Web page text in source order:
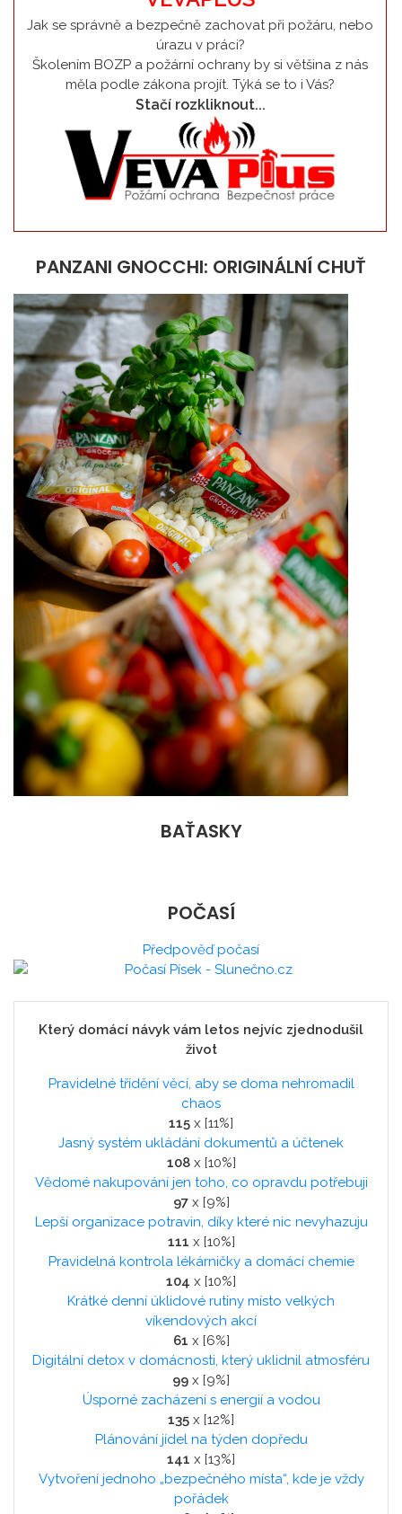
Jak se správně a bezpečně zachovat při požáru, nebo
úrazu v práci?
Školením BOZP a požární ochrany by si většina z nás
měla podle zákona projít. Týká se to i Vás?
Stačí rozkliknout...
PANZANI GNOCCHI: ORIGINÁLNÍ CHUŤ
BAŤASKY
POČASÍ
Předpověď počasí
Který domácí návyk vám letos nejvíc zjednodušil
život
Pravidelné třídění věcí, aby se doma nehromadil
chaos
115 x [11%]
Jasný systém ukládání dokumentů a účtenek
108x [10%]
Vědomé nakupování jen toho, co opravdu potřebuji
97x [9%]
Lepší organizace potravin, díky které nic nevyhazuju
111 x [10%]
Pravidelná kontrola lékárničky a domácí chemie
104 x [10%]
Krátké denní úklidové rutiny místo velkých
víkendových akcí
61 x [6%]
Digitální detox v domácnosti, který uklidnil atmosféru
99 x [9%]
Úsporné zacházení s energií a vodou
135 x [12%]
Plánování jídel na týden dopředu
141 x [13%]
Vytvoření jednoho „bezpečného místa“, kde je vždy
pořádek